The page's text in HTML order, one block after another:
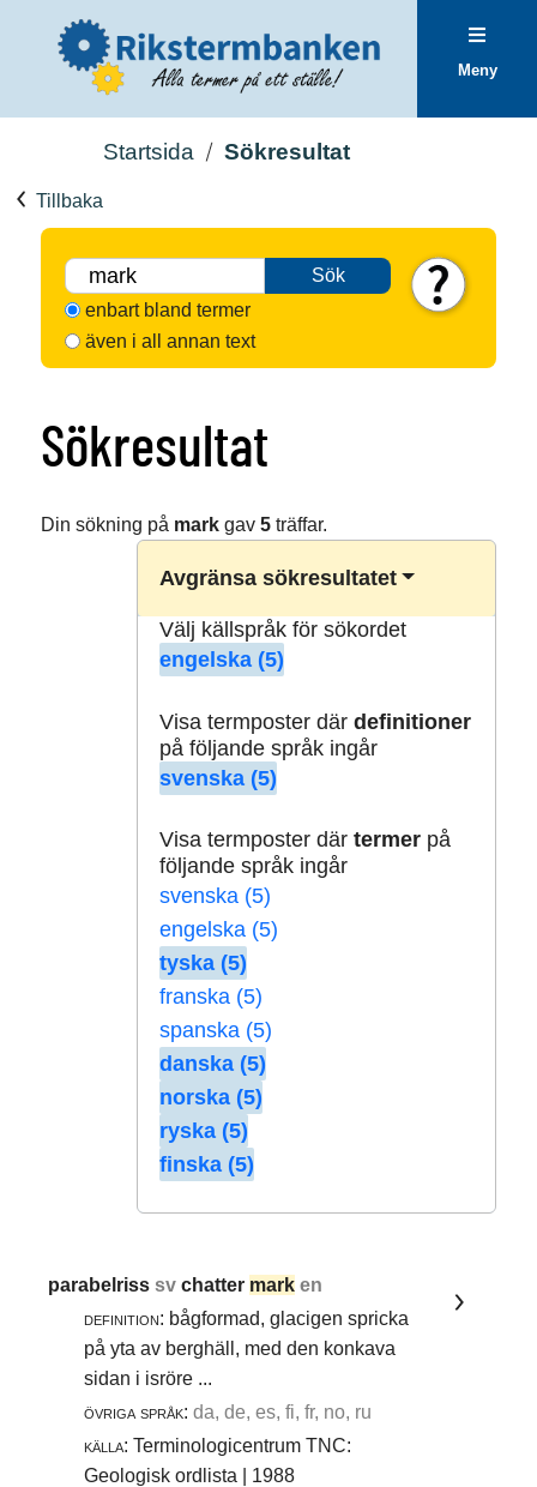
Meny
Startsida Sökresultat
Tillbaka
Sök
enbart bland termer
även i all annan text
Sökresultat
Din sökning på markgav 5träffar.
Avgränsa sökresultatet
Välj källspråk för sökordet
engelska (5)
Visa termposter där definitioner
på följande språk ingår
svenska (5)
Visa termposter där termerpå
följande språk ingår
svenska (5)
engelska (5)
tyska (5)
franska (5)
spanska (5)
danska (5)
norska (5)
ryska (5)
finska (5)
parabelrisssvchatter mark en
definition: bågformad, glacigen spricka
på yta av berghäll, med den konkava
sidan i isröre ...
övriga språk: da, de, es, fi, fr, no, ru
källa: Terminologicentrum TNC:
Geologisk ordlista | 1988